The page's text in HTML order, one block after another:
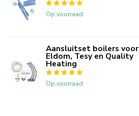
Op voorraad
Aansluitset boilers voor
Eldom, Tesy en Quality
Heating
Op voorraad